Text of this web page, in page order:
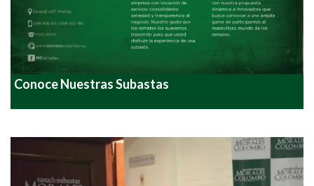
Conoce Nuestras Subastas